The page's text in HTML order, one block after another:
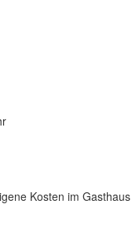
Kosten im